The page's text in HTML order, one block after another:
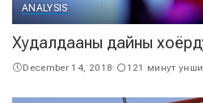
ANALYSIS
Худалдааны дайны
December 14, 2018 121 минут